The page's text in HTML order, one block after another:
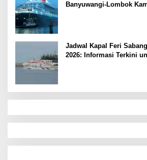
Banyuwangi-Lombok
Jadwal Kapal Feri
2026: Informasi Terkini